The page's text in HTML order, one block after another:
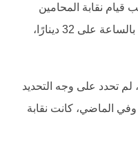
نقابة المحامين
بتعيين أتعاب المحامين في الكويت بالساعة على 32 دينارًا،
لم تحدد على وجه التحديد
وفي الماضي، كانت نقابة